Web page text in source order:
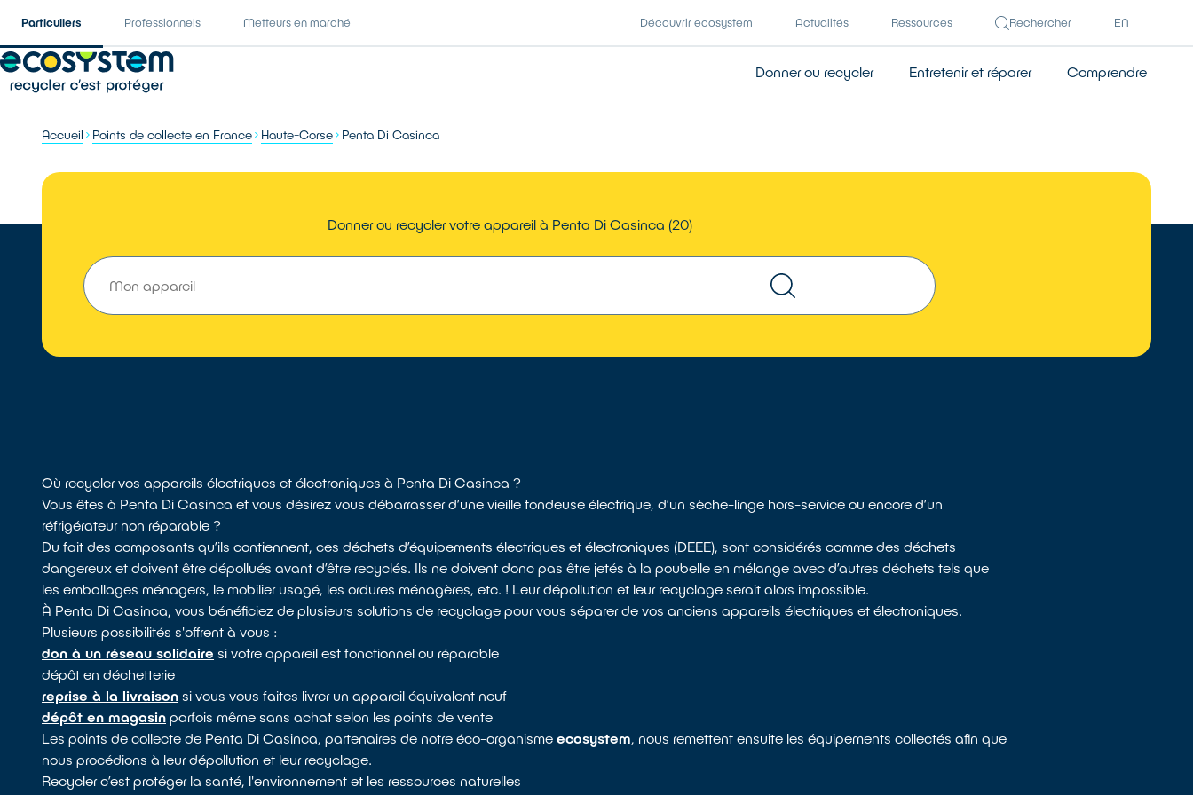
Particuliers Professionnels Metteurs en marché Découvrir ecosystem Actualités Ressources Rechercher EN
Donner ou recycler Entretenir et réparer Comprendre
Accueil Points de collecte en France Haute-Corse Penta Di Casinca
Donner ou recycler votre appareil à Penta Di Casinca (20)
Où recycler vos appareils électriques et électroniques à Penta Di Casinca ?
Vous êtes à Penta Di Casinca et vous désirez vous débarrasser d’une vieille tondeuse électrique, d’un sèche-linge hors-service ou encore d’un
réfrigérateur non réparable ?
Du fait des composants qu’ils contiennent, ces déchets d’équipements électriques et électroniques (DEEE), sont considérés comme des déchets
dangereux et doivent être dépollués avant d’être recyclés. Ils ne doivent donc pas être jetés à la poubelle en mélange avec d’autres déchets tels que
les emballages ménagers, le mobilier usagé, les ordures ménagères, etc. ! Leur dépollution et leur recyclage serait alors impossible.
À Penta Di Casinca, vous bénéficiez de plusieurs solutions de recyclage pour vous séparer de vos anciens appareils électriques et électroniques.
Plusieurs possibilités s'offrent à vous :
don à un réseau solidaire si votre appareil est fonctionnel ou réparable
dépôt en déchetterie
reprise à la livraison si vous vous faites livrer un appareil équivalent neuf
dépôt en magasin parfois même sans achat selon les points de vente
Les points de collecte de Penta Di Casinca, partenaires de notre éco-organismeecosystem, nous remettent ensuite les équipements collectés afin que
nous procédions à leur dépollution et leur recyclage.
Recycler c’est protéger la santé, l'environnement et les ressources naturelles